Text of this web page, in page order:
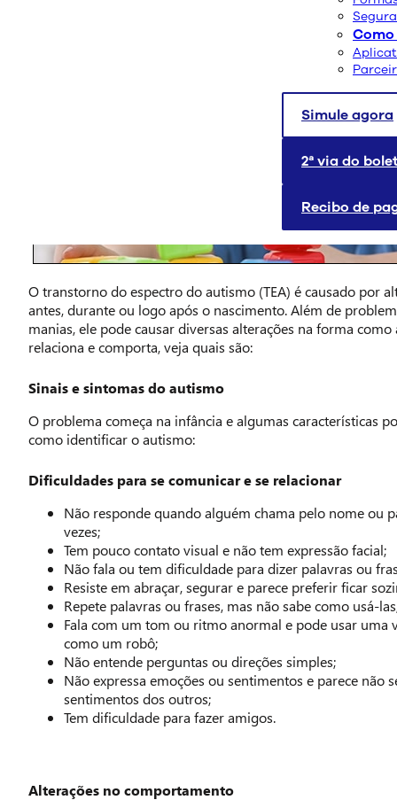
Simule agora
2ª via do
Recibo de
O transtorno do espectro do autismo (TEA) é causado por
antes, durante ou logo após o nascimento. Além de
manias, ele pode causar diversas alterações na forma como
relaciona e comporta, veja quais são:
Sinais e sintomas do autismo
O problema começa na infância e algumas características
como identificar o autismo:
Dificuldades para se comunicar e se relacionar
Não responde quando alguém chama pelo nome ou
vezes;
Tem pouco contato visual e não tem expressão facial;
Não fala ou tem dificuldade para dizer palavras ou
Resiste em abraçar, segurar e parece preferir ficar
Repete palavras ou frases, mas não sabe como usá-
Fala com um tom ou ritmo anormal e pode usar uma
como um robô;
Não entende perguntas ou direções simples;
Não expressa emoções ou sentimentos e parece não
sentimentos dos outros;
Tem dificuldade para fazer amigos.
Alterações no comportamento